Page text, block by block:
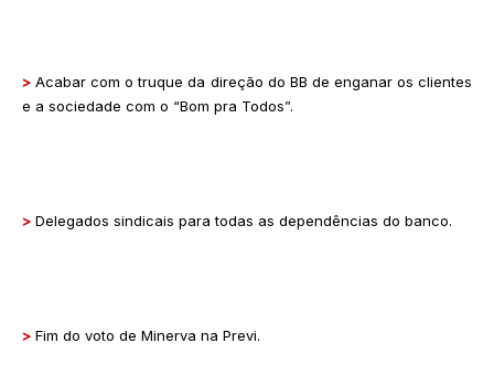
> Acabar com o truque da direção do BB de enganar os clientes
e a sociedade com o “Bom pra Todos”.
> Delegados sindicais para todas as dependências do banco.
> Fim do voto de Minerva na Previ.